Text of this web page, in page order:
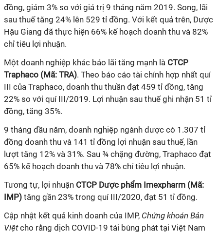
đồng, giảm 3% so với giá trị 9 tháng năm 2019. Song, lãi
sau thuế tăng 24% lên 529 tỉ đồng. Với kết quả trên, Dược
Hậu Giang đã thực hiện 66% kế hoạch doanh thu và 82%
chỉ tiêu lợi nhuận.
Một doanh nghiệp khác báo lãi tăng mạnh là CTCP
Traphaco (Mã: TRA). Theo báo cáo tài chính hợp nhất quí
III của Traphaco, doanh thu thuần đạt 459 tỉ đồng, tăng
22% so với quí III/2019. Lợi nhuận sau thuế ghi nhận 51 tỉ
đồng, tăng 35%.
9 tháng đầu năm, doanh nghiệp ngành dược có 1.307 tỉ
đồng doanh thu và 141 tỉ đồng lợi nhuận sau thuế, lần
lượt tăng 12% và 31%. Sau ¾ chặng đường, Traphaco đạt
65% kế hoạch doanh thu và 78% chỉ tiêu lợi nhuận.
Tương tự, lợi nhuận CTCP Dược phẩm Imexpharm (Mã:
IMP) tăng gần 23% trong quí III/2020, đạt 51 tỉ đồng.
Cập nhật kết quả kinh doanh của IMP, Chứng khoán Bản
Việtcho rằng dịch COVID-19 tái bùng phát tại Việt Nam